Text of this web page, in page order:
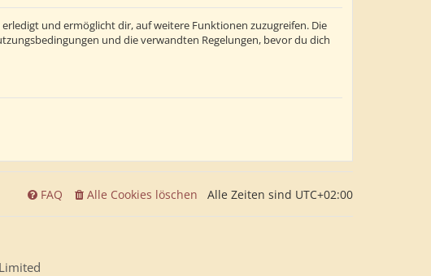
und ermöglicht dir, auf weitere Funktionen zuzugreifen. Die
und die verwandten Regelungen, bevor du dich
Alle Zeiten sind UTC+02:00
Alle Cookies löschen
FAQ